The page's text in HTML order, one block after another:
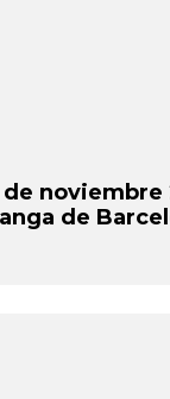
noviembre
de